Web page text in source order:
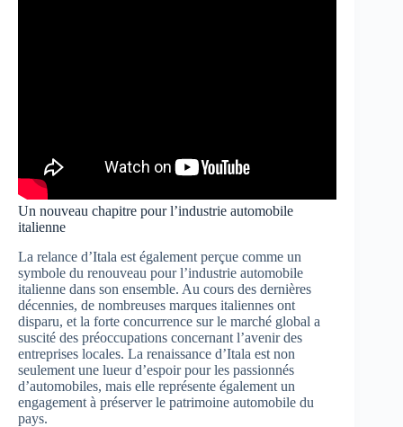
Un nouveau chapitre pour l’industrie automobile
italienne
La relance d’Itala est également perçue comme un
symbole du renouveau pour l’industrie automobile
italienne dans son ensemble. Au cours des dernières
décennies, de nombreuses marques italiennes ont
disparu, et la forte concurrence sur le marché global a
suscité des préoccupations concernant l’avenir des
entreprises locales. La renaissance d’Itala est non
seulement une lueur d’espoir pour les passionnés
d’automobiles, mais elle représente également un
engagement à préserver le patrimoine automobile du
pays.